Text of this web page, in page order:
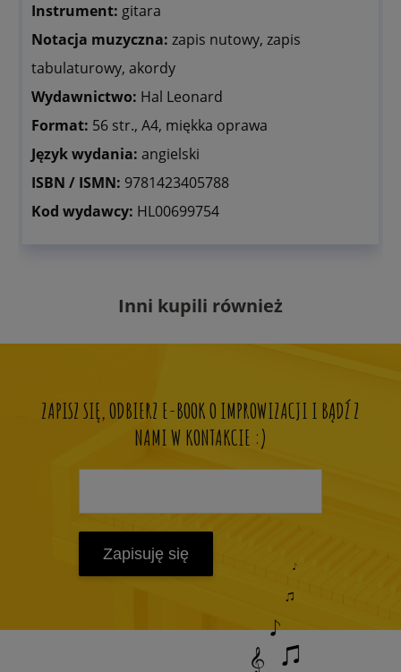
Instrument: gitara
Notacja muzyczna: zapis nutowy, zapis
tabulaturowy, akordy
Wydawnictwo: Hal Leonard
Format: 56 str., A4, miękka oprawa
Język wydania: angielski
ISBN / ISMN: 9781423405788
Kod wydawcy: HL00699754
Inni kupili również
ZAPISZ SIĘ, ODBIERZ E-BOOK O IMPROWIZACJI I BĄDŹ Z
NAMI W KONTAKCIE :)
Zapisuję się